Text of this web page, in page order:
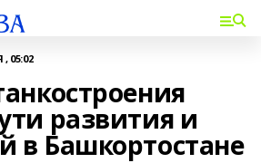
05:02
развития и
в Башкортостане